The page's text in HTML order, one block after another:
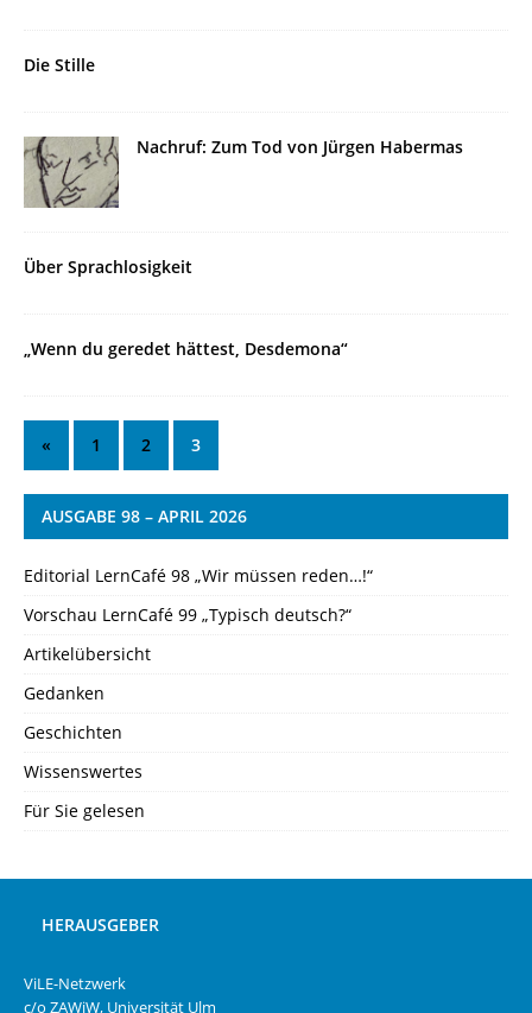
Die Stille
Nachruf: Zum Tod von Jürgen Habermas
Über Sprachlosigkeit
„Wenn du geredet hättest, Desdemona“
« 1 2 3
AUSGABE 98 – APRIL 2026
Editorial LernCafé 98 „Wir müssen reden…!“
Vorschau LernCafé 99 „Typisch deutsch?“
Artikelübersicht
Gedanken
Geschichten
Wissenswertes
Für Sie gelesen
HERAUSGEBER
ViLE-Netzwerk
c/o ZAWiW, Universität Ulm